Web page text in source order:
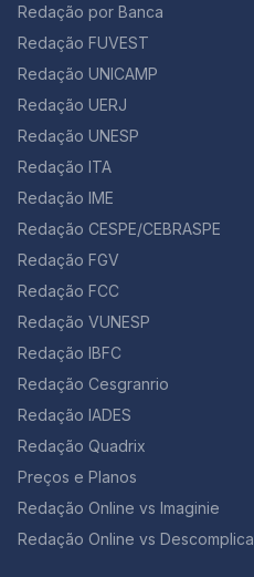
Redação por Banca
Redação FUVEST
Redação UNICAMP
Redação UERJ
Redação UNESP
Redação ITA
Redação IME
Redação CESPE/CEBRASPE
Redação FGV
Redação FCC
Redação VUNESP
Redação IBFC
Redação Cesgranrio
Redação IADES
Redação Quadrix
Preços e Planos
Redação Online vs Imaginie
Redação Online vs Descomplica